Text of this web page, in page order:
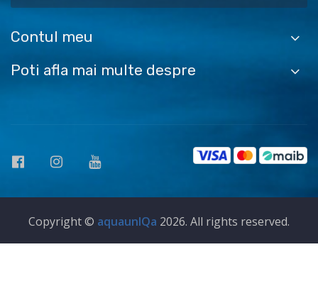
Contul meu
Poti afla mai multe despre
Copyright © aquaunIQa 2026. All rights reserved.